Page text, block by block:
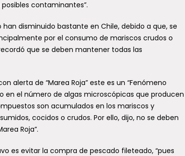
contaminantes”.
disminuido bastante en Chile, debido a que, se
por el consumo de mariscos crudos o
que se deben mantener todas las
alerta de “Marea Roja” este es un “Fenómeno
en el número de algas microscópicas que producen
son acumulados en los mariscos y
cocidos o crudos. Por ello, dijo, no se deben
Roja”.
es evitar la compra de pescado fileteado, “pues